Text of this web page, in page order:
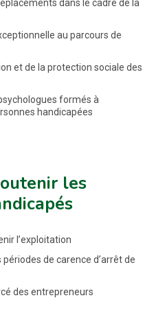
dans le cadre de la
au parcours de
et de la protection sociale des
formés à
handicapées
les
l’exploitation
de carence d’arrêt de
des entrepreneurs